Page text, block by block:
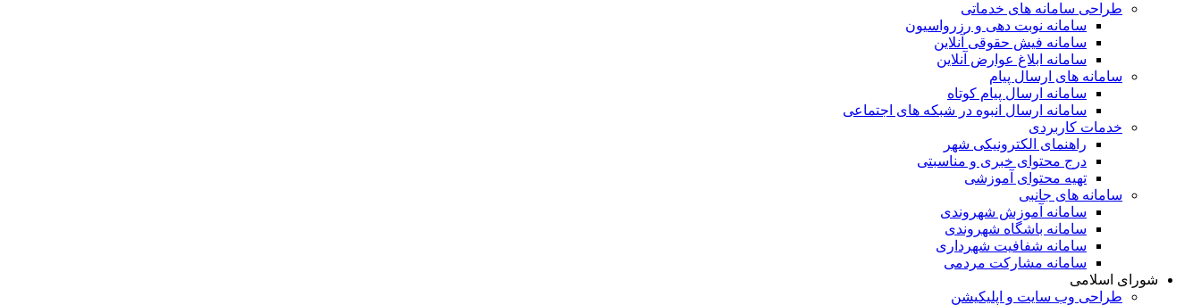
طراحی سامانه های خدماتی
سامانه نوبت دهی و رزرواسیون
سامانه فیش حقوقی آنلاین
سامانه ابلاغ عوارض آنلاین
سامانه های ارسال پیام
سامانه ارسال پیام کوتاه
سامانه ارسال انبوه در شبکه های اجتماعی
خدمات کاربردی
راهنمای الکترونیکی شهر
درج محتوای خبری و مناسبتی
تهیه محتوای آموزشی
سامانه های جانبی
سامانه آموزش شهروندی
سامانه باشگاه شهروندی
سامانه شفافیت شهرداری
سامانه مشارکت مردمی
شورای اسلامی
طراحی وب سایت و اپلیکیشن